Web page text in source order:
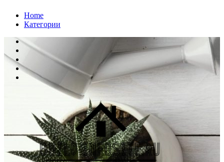
ПерейтиHome
Категории